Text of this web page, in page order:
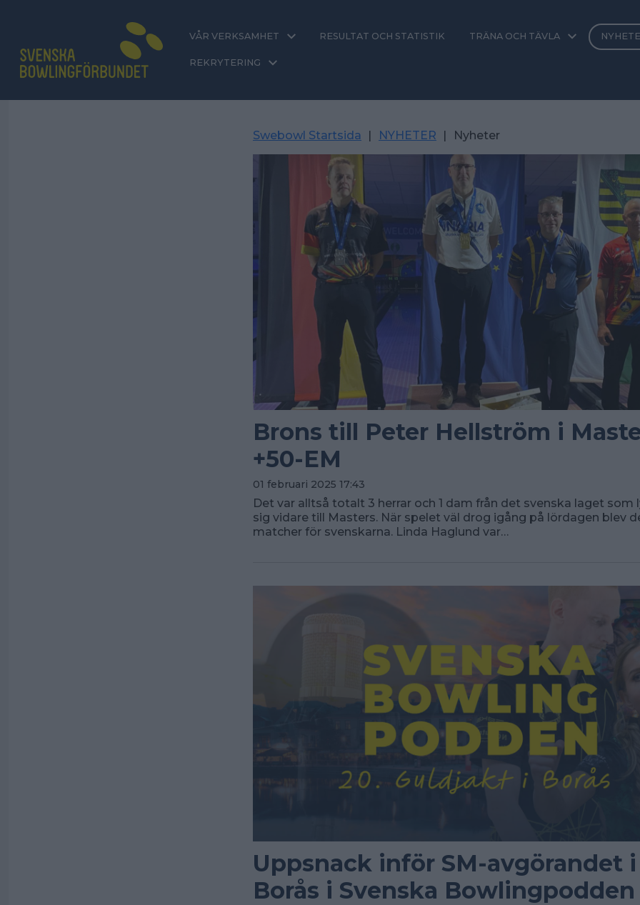
VÅR VERKSAMHET RESULTAT OCH STATISTIK TRÄNA OCH TÄVLA
REKRYTERING
Swebowl Startsida | NYHETER | Nyheter
Brons till Peter Hellström i
+50-EM
01 februari 2025 17:43
Det var alltså totalt 3 herrar och 1 dam från det svenska laget som
sig vidare till Masters. När spelet väl drog igång på lördagen blev
matcher för svenskarna. Linda Haglund var…
Uppsnack inför SM-avgörandet i
Borås i Svenska Bowlingpodden